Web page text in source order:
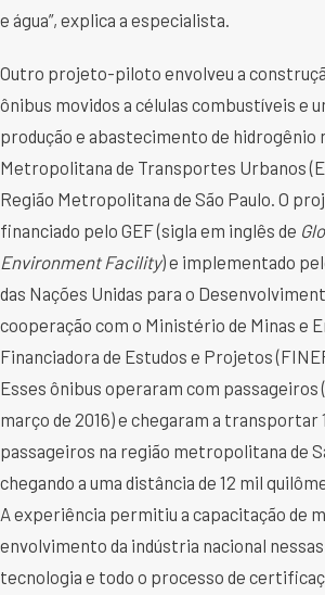
e água”, explica a especialista.
Outro projeto-piloto envolveu a
ônibus movidos a células combustíveis e
produção e abastecimento de hidrogênio
Metropolitana de Transportes Urbanos
Região Metropolitana de São Paulo. O
financiado pelo GEF (sigla em inglês de
Environment Facility) e implementado
das Nações Unidas para o
cooperação com o Ministério de Minas e
Financiadora de Estudos e Projetos
Esses ônibus operaram com passageiros
março de 2016) e chegaram a transportar
passageiros na região metropolitana de
chegando a uma distância de 12 mil
A experiência permitiu a capacitação de
envolvimento da indústria nacional
tecnologia e todo o processo de